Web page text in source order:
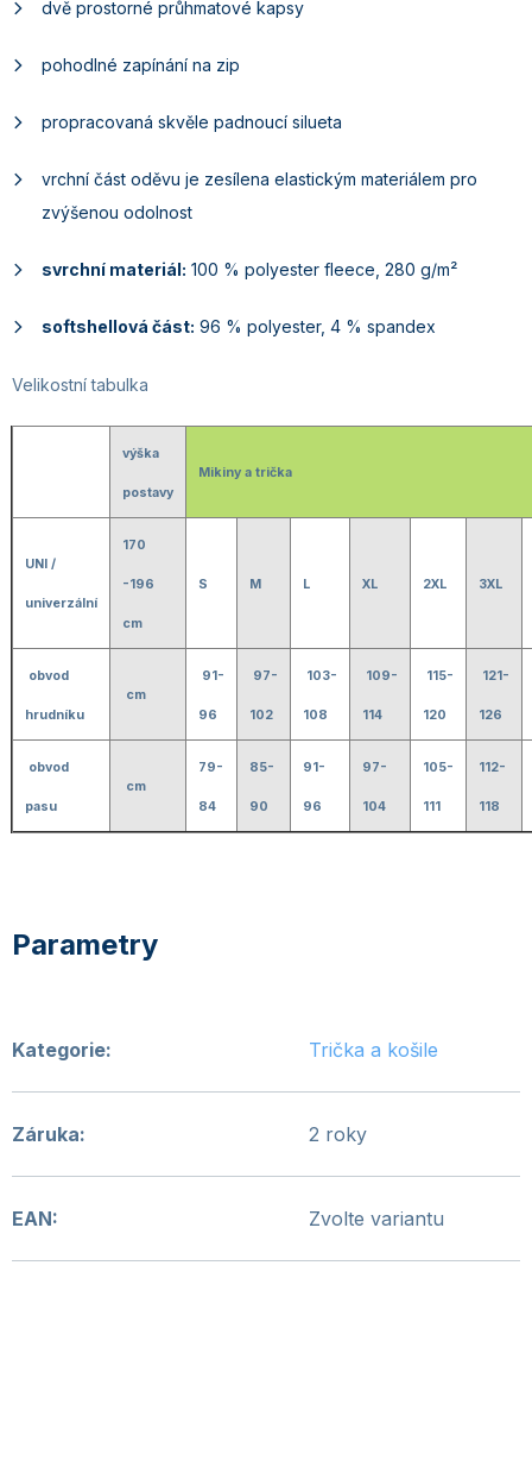
dvě prostorné průhmatové kapsy
pohodlné zapínání na zip
propracovaná skvěle padnoucí silueta
vrchní část oděvu je zesílena elastickým materiálem pro
zvýšenou odolnost
svrchní materiál: 100 % polyester fleece, 280 g/m²
softshellová část: 96 % polyester, 4 % spandex
Velikostní tabulka
výška
postavy
Mikiny a trička
UNI /
univerzální
170
-196
cm
S M L XL 2XL 3XL
obvod
hrudníku
cm
91-
96
97-
102
103-
108
109-
114
115-
120
121-
126
obvod
pasu
cm
79-
84
85-
90
91-
96
97-
104
105-
111
112-
118
Kategorie: Trička a košile
Záruka: 2 roky
EAN: Zvolte variantu